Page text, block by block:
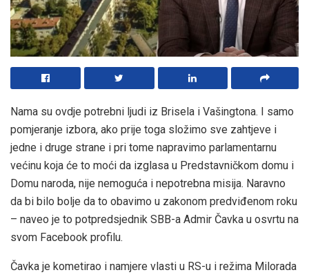
Nama su ovdje potrebni ljudi iz Brisela i Vašingtona. I samo
pomjeranje izbora, ako prije toga složimo sve zahtjeve i
jedne i druge strane i pri tome napravimo parlamentarnu
većinu koja će to moći da izglasa u Predstavničkom domu i
Domu naroda, nije nemoguća i nepotrebna misija. Naravno
da bi bilo bolje da to obavimo u zakonom predviđenom roku
– naveo je to potpredsjednik SBB-a Admir Čavka u osvrtu na
svom Facebook profilu.
Čavka je kometirao i namjere vlasti u RS-u i režima Milorada